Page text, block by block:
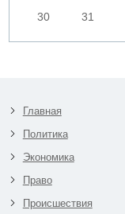
30
31
Главная
Политика
Экономика
Право
Происшествия